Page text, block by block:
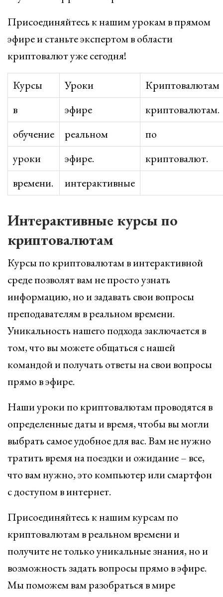
Присоединяйтесь к нашим урокам в прямом
эфире и станьте экспертом в области
криптовалют уже сегодня!
Курсы Уроки
Криптовалютам
в
эфире
криптовалютам.
обучение
реальном
по
уроки
эфире.
криптовалют.
времени.
интерактивные
Интерактивные курсы по
криптовалютам
Курсы по криптовалютам в интерактивной
среде позволят вам не просто узнать
информацию, но и задавать свои вопросы
преподавателям в реальном времени.
Уникальность нашего подхода заключается в
том, что вы можете общаться с нашей
командой и получать ответы на свои вопросы
прямо в эфире.
Наши уроки по криптовалютам проводятся в
определенные даты и время, чтобы вы могли
выбрать самое удобное для вас. Вам не нужно
тратить время на поездки и ожидание – все,
что вам нужно, это компьютер или смартфон
с доступом в интернет.
Присоединяйтесь к нашим курсам по
криптовалютам в реальном времени и
получите не только уникальные знания, но и
возможность задать вопросы прямо в эфире.
Мы поможем вам разобраться в мире